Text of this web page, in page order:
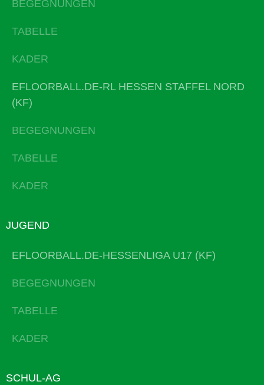
BEGEGNUNGEN
TABELLE
KADER
EFLOORBALL.DE-RL HESSEN STAFFEL NORD
(KF)
BEGEGNUNGEN
TABELLE
KADER
JUGEND
EFLOORBALL.DE-HESSENLIGA U17 (KF)
BEGEGNUNGEN
TABELLE
KADER
SCHUL-AG